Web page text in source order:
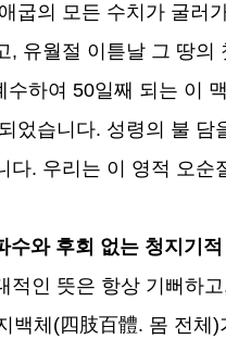
굽의 모든 수치가 굴러
, 유월절 이튿날 그 땅의
수하여 50일째 되는 이
었습니다. 성령의 불 담
다. 우리는 이 영적 오순
수와 후회 없는 청지기
적인 뜻은 항상 기뻐하고
백체 (四肢百體. 몸 전체 )